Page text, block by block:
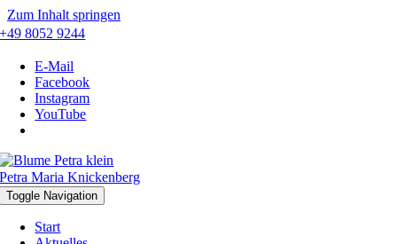
Zum Inhalt springen
+49 8052 9244
E-Mail
Facebook
Instagram
YouTube
Petra Maria Knickenberg
Toggle Navigation
Start